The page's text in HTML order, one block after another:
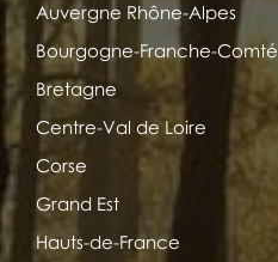
Auvergne Rhône-Alpes
Bourgogne-Franche-Comté
Bretagne
Centre-Val de Loire
Corse
Grand Est
Hauts-de-France